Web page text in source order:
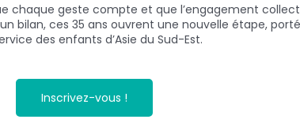
chaque geste compte et que l’engagement
bilan, ces 35 ans ouvrent une nouvelle étape,
des enfants d’Asie du Sud-Est.
Inscrivez-vous !